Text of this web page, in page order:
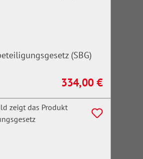
(SBG)
Regulärer Preis:
334,00 €